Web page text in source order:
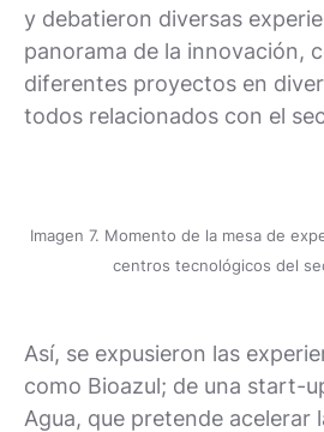
y debatieron diversas
panorama de la innovación,
diferentes proyectos en
todos relacionados con el
Imagen 7. Momento de la mesa de
centros tecnológicos del
Así, se expusieron las
como Bioazul; de una start-
Agua, que pretende acelerar